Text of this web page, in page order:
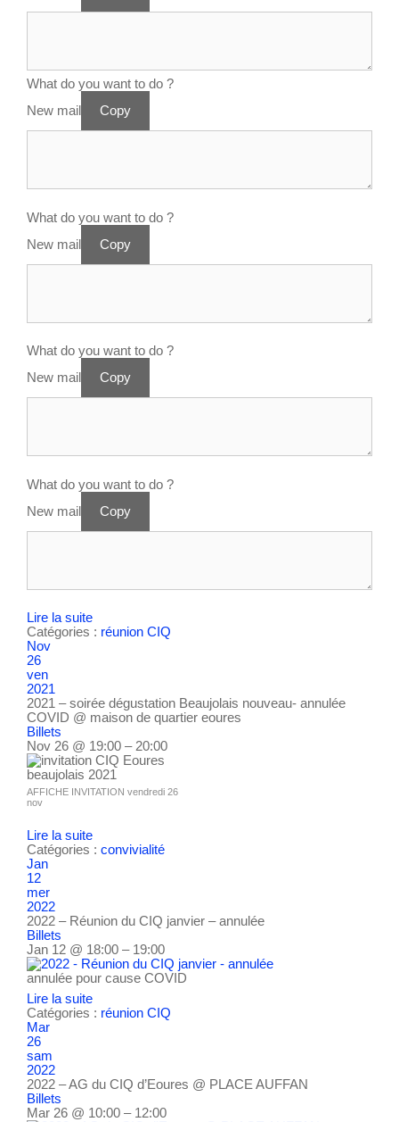
What do you want to do ?
New mail
Copy
What do you want to do ?
New mail
Copy
What do you want to do ?
New mail
Copy
What do you want to do ?
New mail
Copy
Lire la suite
Catégories : réunion CIQ
Nov
26
ven
2021
2021 – soirée dégustation Beaujolais nouveau- annulée
COVID @ maison de quartier eoures
Billets
Nov 26 @ 19:00 – 20:00
AFFICHE INVITATION vendredi 26
nov
Lire la suite
Catégories : convivialité
Jan
12
mer
2022
2022 – Réunion du CIQ janvier – annulée
Billets
Jan 12 @ 18:00 – 19:00
annulée pour cause COVID
Lire la suite
Catégories : réunion CIQ
Mar
26
sam
2022
2022 – AG du CIQ d’Eoures @ PLACE AUFFAN
Billets
Mar 26 @ 10:00 – 12:00